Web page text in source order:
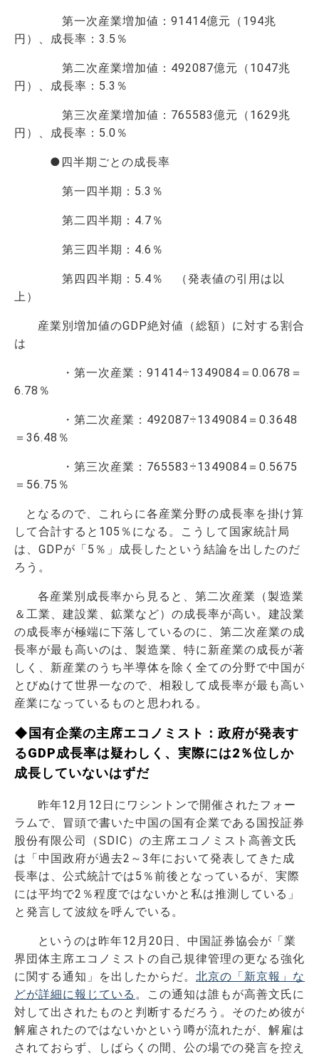
第一次産業増加値：91414億元（194兆
円）、成長率：3.5％
第二次産業増加値：492087億元（1047兆
円）、成長率：5.3％
第三次産業増加値：765583億元（1629兆
円）、成長率：5.0％
●四半期ごとの成長率
第一四半期：5.3％
第二四半期：4.7％
第三四半期：4.6％
第四四半期：5.4％ （発表値の引用は以
上）
産業別増加値のGDP絶対値（総額）に対する割合
は
・第一次産業：91414÷1349084＝0.0678＝
6.78％
・第二次産業：492087÷1349084＝0.3648
＝36.48％
・第三次産業：765583÷1349084＝0.5675
＝56.75％
となるので、これらに各産業分野の成長率を掛け算
して合計すると105％になる。こうして国家統計局
は、GDPが「5％」成長したという結論を出したのだ
ろう。
各産業別成長率から見ると、第二次産業（製造業
＆工業、建設業、鉱業など）の成長率が高い。建設業
の成長率が極端に下落しているのに、第二次産業の成
長率が最も高いのは、製造業、特に新産業の成長が著
しく、新産業のうち半導体を除く全ての分野で中国が
とびぬけて世界一なので、相殺して成長率が最も高い
産業になっているものと思われる。
◆国有企業の主席エコノミスト：政府が発表す
るGDP成長率は疑わしく、実際には2％位しか
成長していないはずだ
昨年12月12日にワシントンで開催されたフォー
ラムで、冒頭で書いた中国の国有企業である国投証券
股份有限公司（SDIC）の主席エコノミスト高善文氏
は「中国政府が過去2～3年において発表してきた成
長率は、公式統計では5％前後となっているが、実際
には平均で2％程度ではないかと私は推測している」
と発言して波紋を呼んでいる。
というのは昨年12月20日、中国証券協会が「業
界団体主席エコノミストの自己規律管理の更なる強化
に関する通知」を出したからだ。 北京の「新京報」な
どが詳細に報じている 。この通知は誰もが高善文氏に
対して出されたものと判断するだろう。そのため彼が
解雇されたのではないかという噂が流れたが、解雇は
されておらず、しばらくの間、公の場での発言を控え